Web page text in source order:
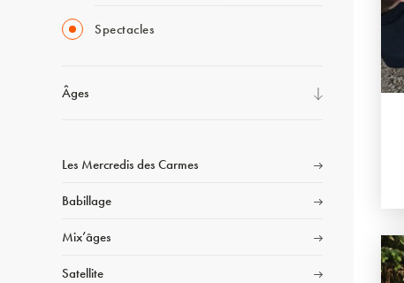
Spectacles
Âges
Les Mercredis des Carmes
Babillage
Mix’âges
Satellite